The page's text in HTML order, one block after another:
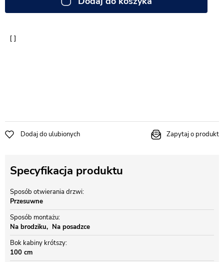
Dodaj do ulubionych Zapytaj o produkt
Specyfikacja produktu
Sposób otwierania drzwi
Przesuwne
Sposób montażu
Na brodziku
Na posadzce
Bok kabiny krótszy
100 cm